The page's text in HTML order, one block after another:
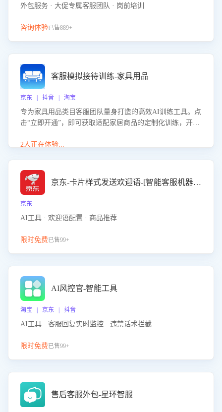
外包服务 · 大促专属客服团队 · 岗前培训
咨询体验已售889+
客服模拟接待训练-家具用品
京东 | 抖音 | 淘宝
专为家具用品类目客服团队量身打造的高效AI训练工具。点
击“立即开通”，即可获取适配家居商品的定制化训练，开启
能、尺寸参数咨询等高频场景下的专业应对能力。
2人正在体验...
京东-卡片样式发送欢迎语-[智能客服机器人]
京东
AI工具 · 欢迎语配置 · 商品推荐
限时免费已售99+
AI风控官-智能工具
淘宝 | 京东 | 抖音
AI工具 · 客服回复实时监控 · 违禁话术拦截
限时免费已售99+
售后客服外包-星环智服